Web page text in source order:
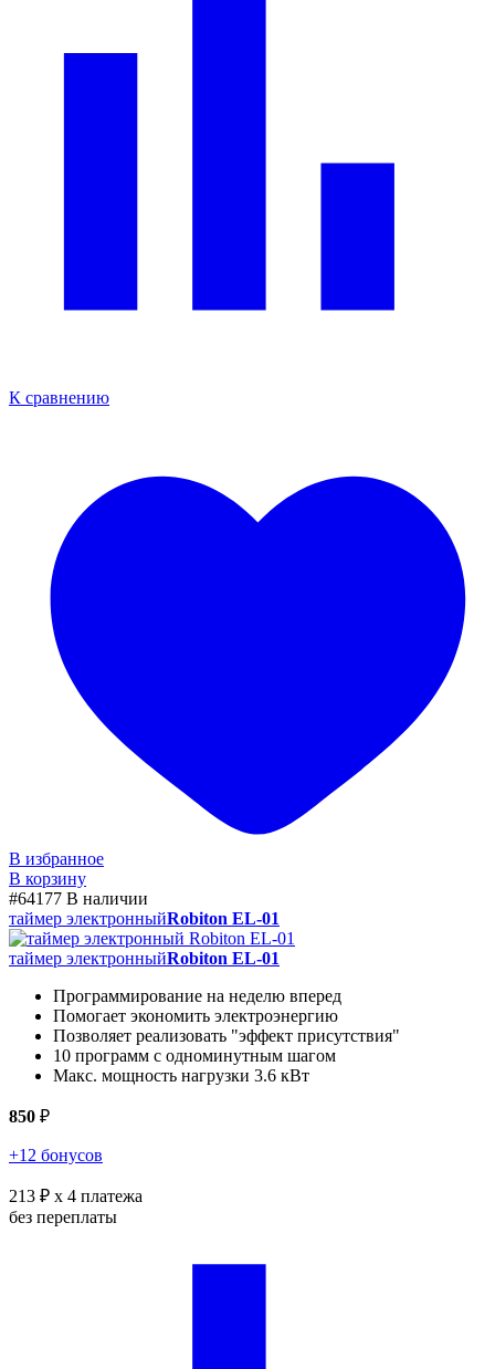
К сравнению
В избранное
В корзину
#64177 В наличии
таймер электронныйRobiton EL-01
таймер электронныйRobiton EL-01
Программирование на неделю вперед
Помогает экономить электроэнергию
Позволяет реализовать "эффект присутствия"
10 программ с одноминутным шагом
Макс. мощность нагрузки 3.6 кВт
850 ₽
+12 бонусов
213 ₽ x 4 платежа
без переплаты